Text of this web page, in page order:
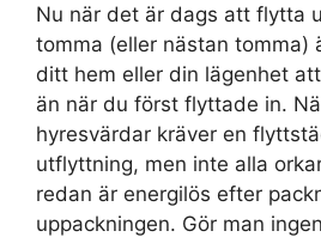
Nu när det är dags att flytta
tomma (eller nästan tomma)
ditt hem eller din lägenhet
än när du först flyttade in.
hyresvärdar kräver en
utflyttning, men inte alla
redan är energilös efter
uppackningen. Gör man